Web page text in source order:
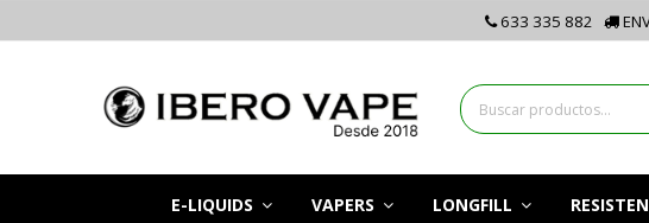
633 335 882
E-LIQUIDS VAPERS LONGFILL